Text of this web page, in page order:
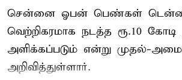
சென்னை ஓபன் பெண்கள்
வெற்றிகரமாக நடத்த ரூ.10 கோடி
அளிக்கப்படும் என்று முதல்-
அறிவித்துள்ளார்.